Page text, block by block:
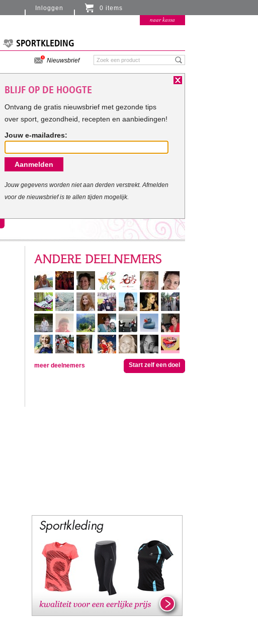
meer deelnemers Start zelf een doel
SPORTKLEDING
Nieuwsbrief
Inloggen 0 items
Er zitten momenteel geen artikelen in de
naar kassa
BLIJF OP DE HOOGTE
Ontvang de gratis nieuwsbrief met gezonde tips
over sport, gezondheid, recepten en aanbiedingen!
Jouw e-mailadres:
Aanmelden
Jouw gegevens worden niet aan derden verstrekt. Afmelden
voor de nieuwsbrief is te allen tijden mogelijk.